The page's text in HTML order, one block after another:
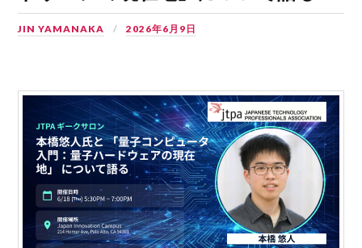
JIN YAMANAKA 2026年6月9日